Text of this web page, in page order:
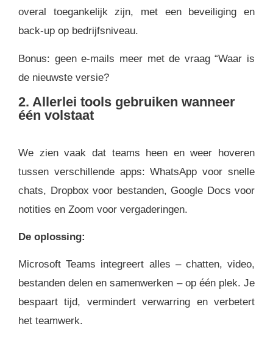
overal toegankelijk zijn, met een beveiliging en
back-up op bedrijfsniveau.
Bonus: geen e-mails meer met de vraag “Waar is
de nieuwste versie?
2. Allerlei tools gebruiken wanneer
één volstaat
We zien vaak dat teams heen en weer hoveren
tussen verschillende apps: WhatsApp voor snelle
chats, Dropbox voor bestanden, Google Docs voor
notities en Zoom voor vergaderingen.
De oplossing:
Microsoft Teams integreert alles – chatten, video,
bestanden delen en samenwerken – op één plek. Je
bespaart tijd, vermindert verwarring en verbetert
het teamwerk.